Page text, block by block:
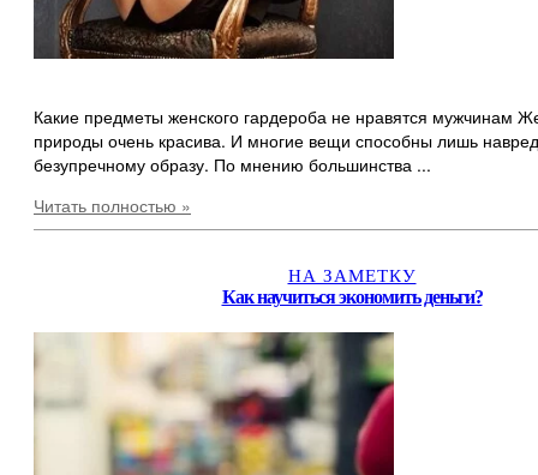
Какие предметы женского гардероба не нравятся мужчинам
природы очень красива. И многие вещи способны лишь
безупречному образу. По мнению большинства ...
Читать полностью »
НА ЗАМЕТКУ
Как научиться экономить деньги?